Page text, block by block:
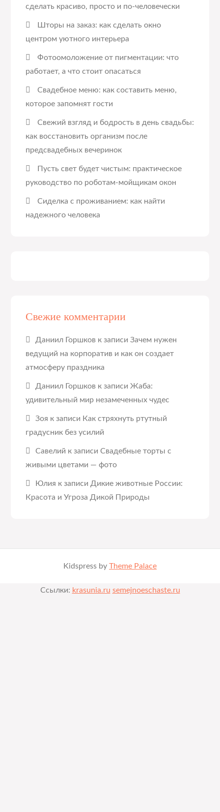
сделать красиво, просто и по-человечески
Шторы на заказ: как сделать окно
центром уютного интерьера
Фотоомоложение от пигментации: что
работает, а что стоит опасаться
Свадебное меню: как составить меню,
которое запомнят гости
Свежий взгляд и бодрость в день свадьбы:
как восстановить организм после
предсвадебных вечеринок
Пусть свет будет чистым: практическое
руководство по роботам-мойщикам окон
Сиделка с проживанием: как найти
надежного человека
Свежие комментарии
Даниил Горшков к записиЗачем нужен
ведущий на корпоратив и как он создает
атмосферу праздника
Даниил Горшков к записиЖаба:
удивительный мир незамеченных чудес
Зоя к записи Как стряхнуть ртутный
градусник без усилий
Савелий к записиСвадебные торты с
живыми цветами — фото
Юлия к записиДикие животные России:
Красота и Угроза Дикой Природы
Kidspress by Theme Palace
Ссылки: krasunia.ru semejnoeschaste.ru